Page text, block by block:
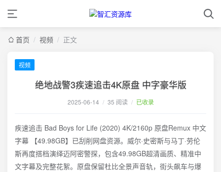
首页 / 视频 / 正文
视频
绝地战警3疾速追击4K原盘 中字豪华版
2025-06-14 / 35 阅读 / 已收录
疾速追击 Bad Boys for Life (2020) 4K/2160p 原盘Remux 中文
字幕 【49.98GB】已刮削网盘资源。威尔·史密斯与马丁·劳伦
斯再度搭档演绎迈阿密警探，包含49.98GB超清画质、精准中
文字幕及完整花絮。原盘保留杜比全景声音轨，街头飙车与爆